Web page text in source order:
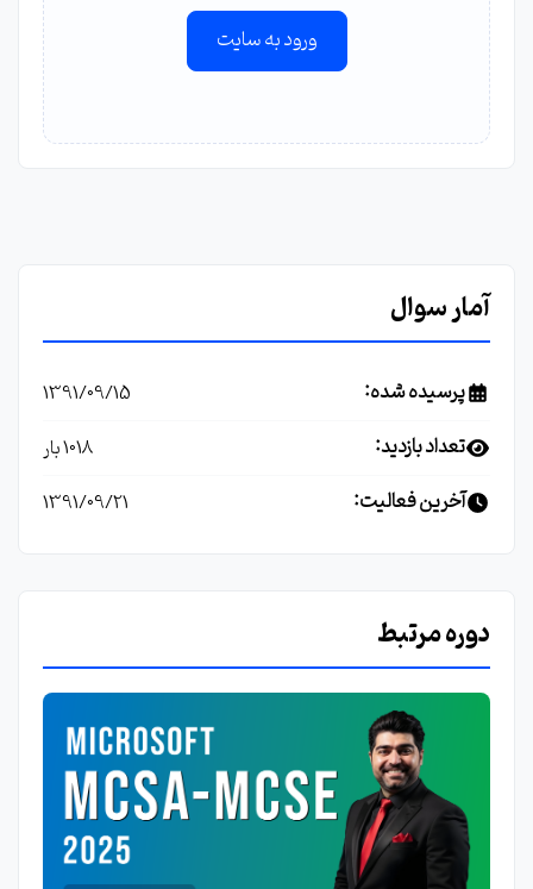
ورود به سایت
آمار سوال
پرسیده شده: 1391/09/15
تعداد بازدید: 1018 بار
آخرین فعالیت: 1391/09/21
دوره مرتبط